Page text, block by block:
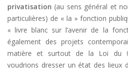
privatisation (au sens général et
particulières) de « la » fonction
« livre blanc sur l’avenir de la
également des projets
matière et surtout de la Loi du
voudrions dresser un état des lieux